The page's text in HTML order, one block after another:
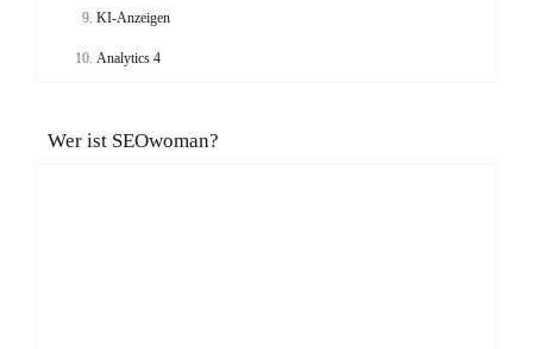
KI-Anzeigen
Analytics 4
Wer ist SEOwoman?